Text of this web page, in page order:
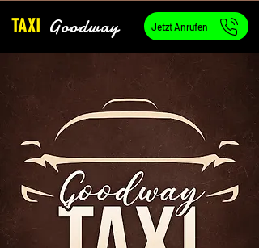
TAXI Goodway Jetzt Anrufen